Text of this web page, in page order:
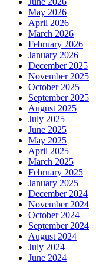
May 2026
April 2026
March 2026
February 2026
January 2026
December 2025
November 2025
October 2025
September 2025
August 2025
July 2025
June 2025
May 2025
April 2025
March 2025
February 2025
January 2025
December 2024
November 2024
October 2024
September 2024
August 2024
July 2024
June 2024